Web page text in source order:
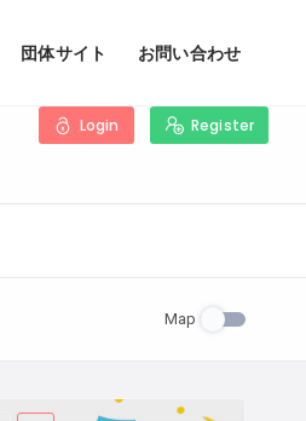
団体サイト お問い合わせ
Login Register
Map